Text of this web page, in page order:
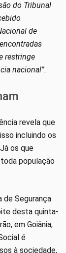
do Tribunal
de
restringe
nacional”.
revela que
incluindo os
os que
população
de Segurança
desta quinta-
em Goiânia,
é
à sociedade,